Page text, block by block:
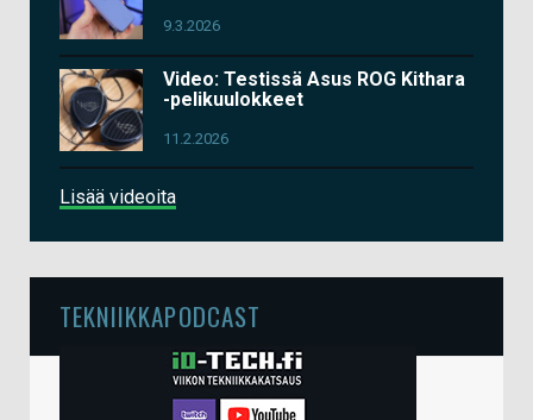
9.3.2026
Video: Testissä Asus ROG Kithara
-pelikuulokkeet
11.2.2026
Lisää videoita
TEKNIIKKAPODCAST